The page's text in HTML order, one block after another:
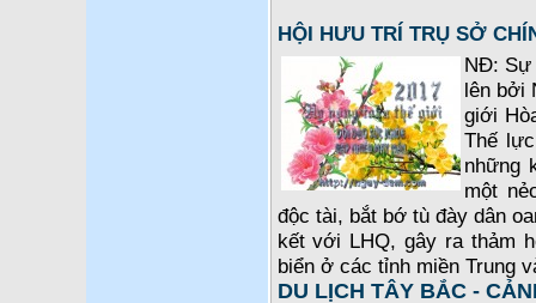
HỘI HƯU TRÍ TRỤ SỞ
NĐ: Sự
lên bởi
giới
Thế
những
một
độc tài, bắt bớ tù đày dân
kết với LHQ, gây ra thảm
biển ở các tỉnh miền Trung
DU LỊCH TÂY BẮC -